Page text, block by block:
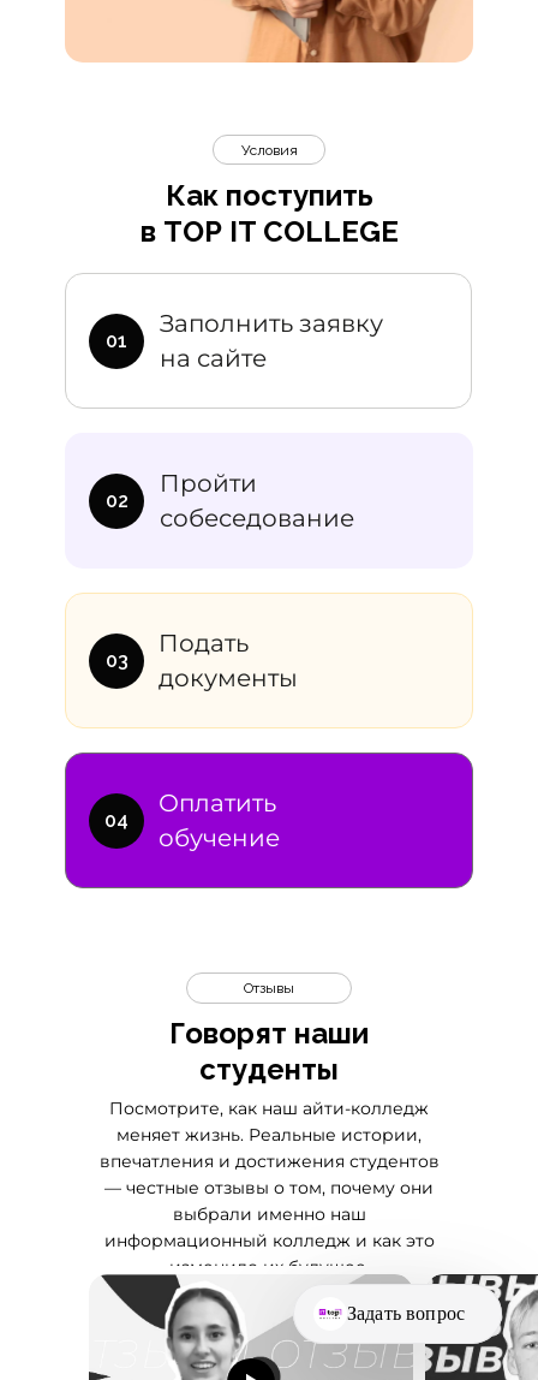
Оплатить
обучение
Подать
документы
Пройти
собеседование
Заполнить заявку
на сайте
Как поступить
в TOP IT COLLEGE
Условия
01
02
03
04
Говорят наши
студенты
Отзывы
Посмотрите, как наш айти-колледж
меняет жизнь. Реальные истории,
впечатления и достижения студентов
— честные отзывы о том, почему они
выбрали именно наш
информационный колледж и как это
изменило их будущее.